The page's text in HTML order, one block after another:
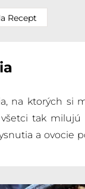
Recept
na ktorých si
tak
a ovocie